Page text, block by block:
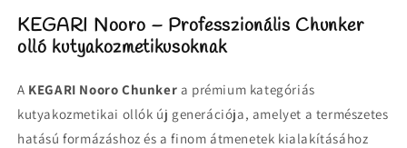
35T
7”
cm)
mennyiségének
csökkentése
35T
7”
cm)
mennyiségének
növelése
KEGARI Nooro – Professzionális Chunker
olló kutyakozmetikusoknak
A KEGARI Nooro Chunker a prémium kategóriás
kutyakozmetikai ollók új generációja, amelyet a természetes
hatású formázáshoz és a finom átmenetek kialakításához